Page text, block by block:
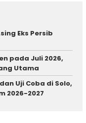
Eks Persib
pada Juli 2026,
Utama
Uji Coba di Solo,
2026-2027